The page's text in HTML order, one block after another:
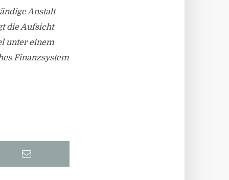
Anstalt
die Aufsicht
unter einem
Finanzsystem